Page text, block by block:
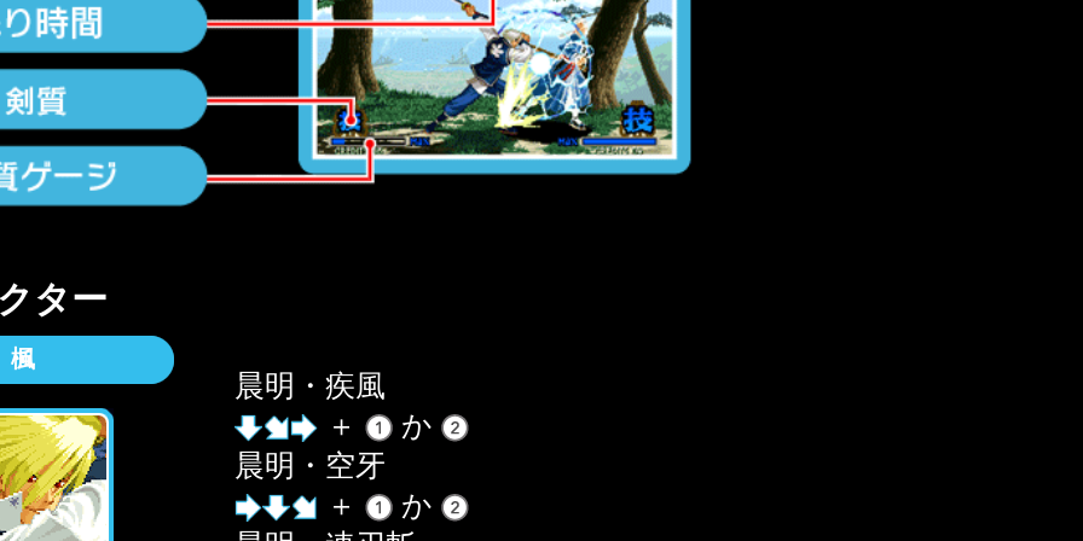
ター
楓
晨明・疾風
＋
か
晨明・空牙
＋
か